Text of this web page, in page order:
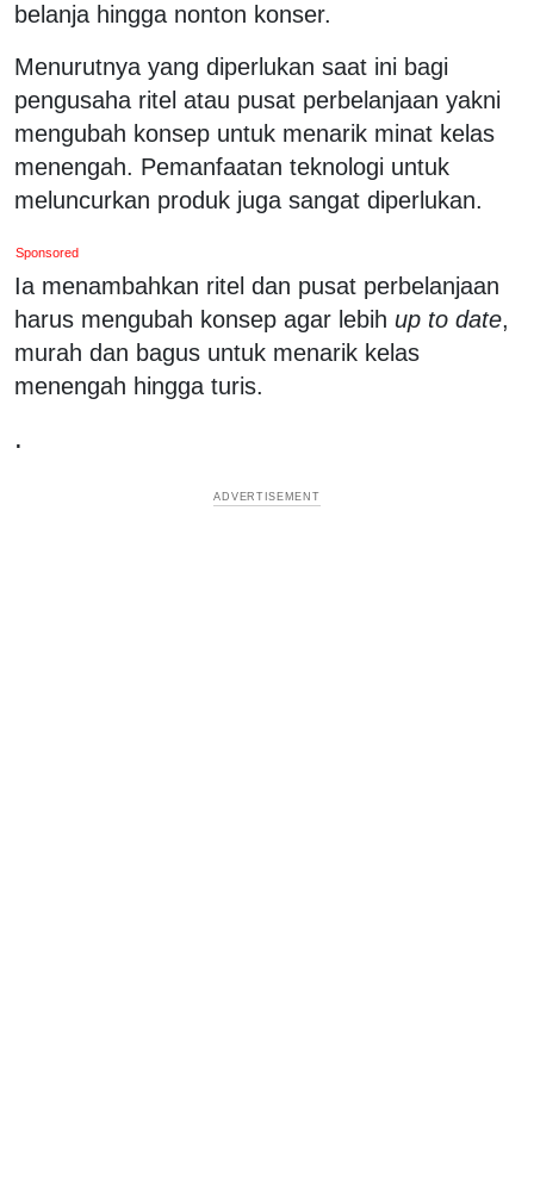
belanja hingga nonton konser.
Menurutnya yang diperlukan saat ini bagi
pengusaha ritel atau pusat perbelanjaan yakni
mengubah konsep untuk menarik minat kelas
menengah. Pemanfaatan teknologi untuk
meluncurkan produk juga sangat diperlukan.
Sponsored
Ia menambahkan ritel dan pusat perbelanjaan
harus mengubah konsep agar lebih up to date,
murah dan bagus untuk menarik kelas
menengah hingga turis.
.